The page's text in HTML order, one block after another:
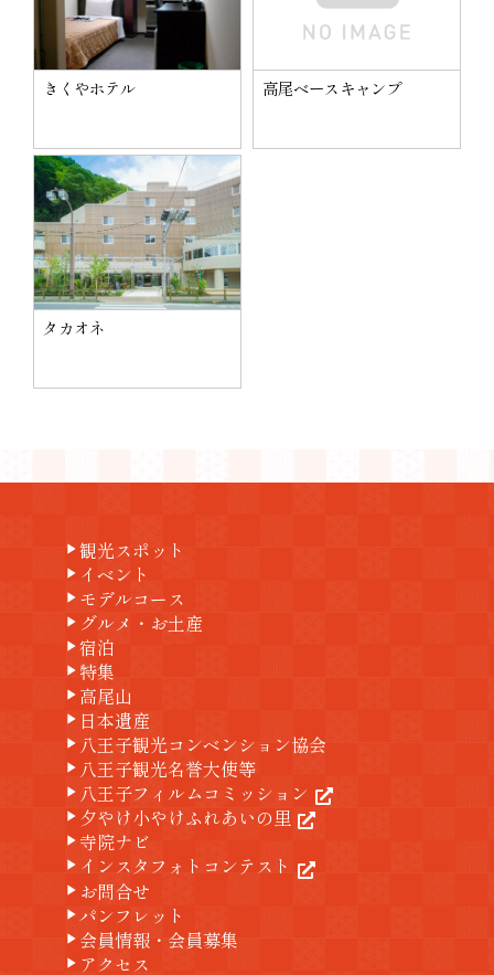
きくやホテル 高尾ベースキャンプ
タカオネ
play_arrow観光スポット
play_arrow イベント
play_arrow モデルコース
play_arrow グルメ・お土産
play_arrow宿泊
play_arrow 特集
play_arrow 高尾山
play_arrow 日本遺産
play_arrow 八王子観光コンベンション協会
play_arrow 八王子観光名誉大使等
play_arrow 八王子フィルムコミッション
play_arrow 夕やけ小やけふれあいの里
play_arrow 寺院ナビ
play_arrow インスタフォトコンテスト
play_arrow お問合せ
play_arrowパンフレット
play_arrow 会員情報・会員募集
play_arrow アクセス